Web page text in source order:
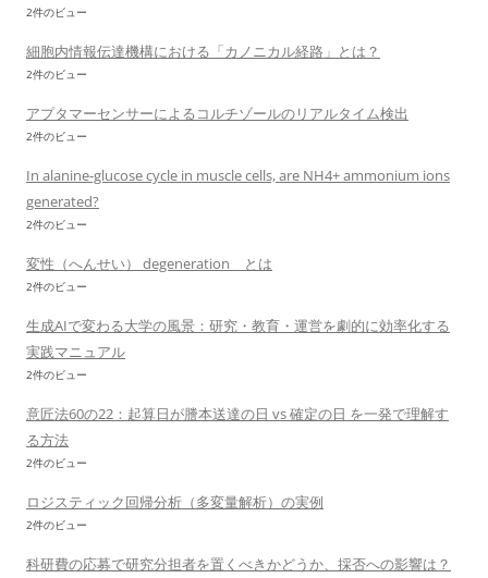
2件のビュー
細胞内情報伝達機構における「カノニカル経路」とは？
2件のビュー
アプタマーセンサーによるコルチゾールのリアルタイム検出
2件のビュー
In alanine-glucose cycle in muscle cells, are NH4+ ammonium ions
generated?
2件のビュー
変性（へんせい） degeneration とは
2件のビュー
生成AIで変わる大学の風景：研究・教育・運営を劇的に効率化する
実践マニュアル
2件のビュー
意匠法60の22：起算日が謄本送達の日 vs 確定の日 を一発で理解す
る方法
2件のビュー
ロジスティック回帰分析（多変量解析）の実例
2件のビュー
科研費の応募で研究分担者を置くべきかどうか、採否への影響は？